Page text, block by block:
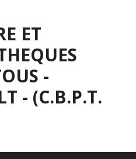
ET
-
- (C.B.P.T.